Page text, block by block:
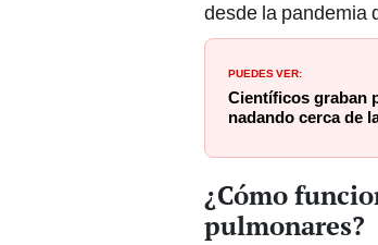
desde la pandemia
PUEDES VER:
Científicos graban
nadando cerca de
¿Cómo
pulmonares?